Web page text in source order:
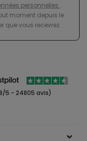
personnelles .
moment depuis le
que vous recevrez.
5 - 24805 avis)